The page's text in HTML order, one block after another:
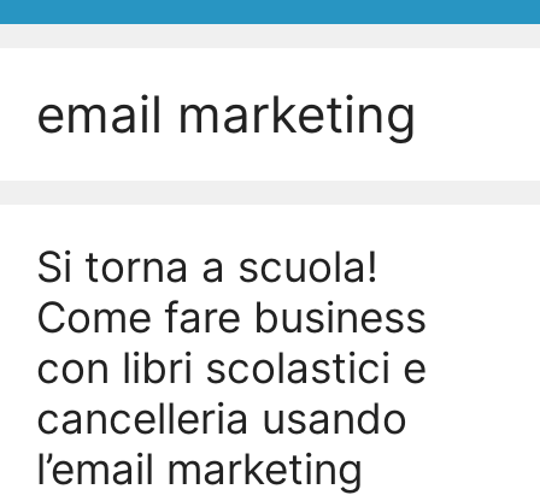
email marketing
Si torna a scuola!
Come fare business
con libri scolastici e
cancelleria usando
l’email marketing